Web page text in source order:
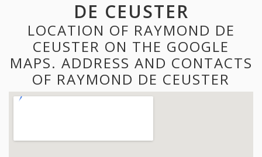
DE CEUSTER
LOCATION OF RAYMOND DE
CEUSTER ON THE GOOGLE
MAPS. ADDRESS AND CONTACTS
OF RAYMOND DE CEUSTER